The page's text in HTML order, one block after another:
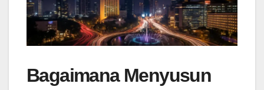
Bagaimana Menyusun